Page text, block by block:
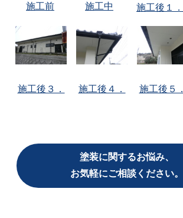
施工前 施工中 施工後１．
施工後３． 施工後４． 施工後５．
塗装に関するお悩み、
お気軽にご相談ください。